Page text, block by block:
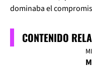
dominaba el
CONTENIDO